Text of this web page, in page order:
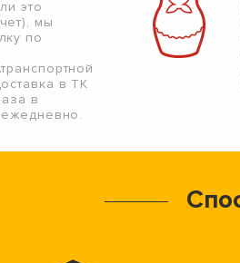
это
мы
по
в ТК
в